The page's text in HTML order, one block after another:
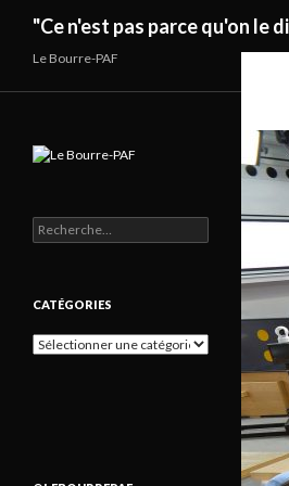
"Ce n'est pas parce qu'on le
Le Bourre-PAF
Rechercher :
CATÉGORIES
Catégories